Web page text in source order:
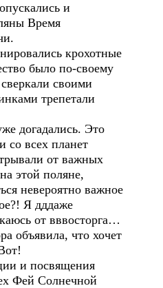
и
Время
крохотные
было по-своему
своими
трепетали
догадались. Это
всех планет
от важных
этой поляне,
невероятно важное
Я дддаже
от вввосторга…
объявила, что хочет
и посвящения
Фей Солнечной